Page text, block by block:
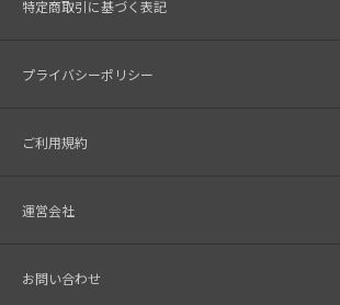
特定商取引に基づく表記
プライバシーポリシー
ご利用規約
運営会社
お問い合わせ